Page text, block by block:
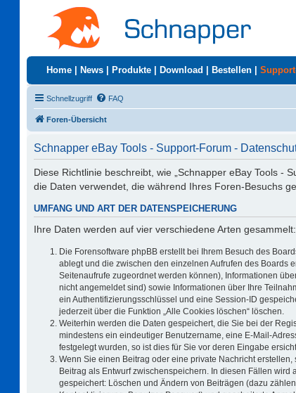
Home News Produkte Download Bestellen
Schnellzugriff FAQ
Foren-Übersicht
Schnapper eBay Tools - Support-Forum -
Diese Richtlinie beschreibt, wie „Schnapper eBay Tools -
die Daten verwendet, die während Ihres Foren-Besuchs
UMFANG UND ART DER DATENSPEICHERUNG
Ihre Daten werden auf vier verschiedene Arten gesammelt:
Die Forensoftware phpBB erstellt bei Ihrem Besuch des
ablegt und die zwischen den einzelnen Aufrufen des Boards
Seitenaufrufe zugeordnet werden können), Informationen
nicht angemeldet sind) sowie Informationen über Ihre
ein Authentifizierungsschlüssel und eine Session-ID
jederzeit über die Funktion „Alle Cookies löschen“ löschen.
Weiterhin werden die Daten gespeichert, die Sie bei der
mindestens ein eindeutiger Benutzername, eine E-Mail-
festgelegt wurden, so ist dies für Sie vor deren Eingabe
Wenn Sie einen Beitrag oder eine private Nachricht
Beitrag als Entwurf zwischenspeichern. In diesen Fällen
gespeichert: Löschen und Ändern von Beiträgen (dazu